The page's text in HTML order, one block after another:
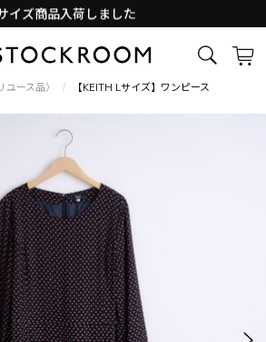
イズ商品入荷しました
ユース品〉 / 【KEITH Lサイズ】ワンピース